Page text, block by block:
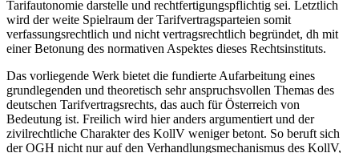
Tarifautonomie darstelle und rechtfertigungspflichtig sei. Letztlich
wird der weite Spielraum der Tarifvertragsparteien somit
verfassungsrechtlich und nicht vertragsrechtlich begründet, dh mit
einer Betonung des normativen Aspektes dieses Rechtsinstituts.
Das vorliegende Werk bietet die fundierte Aufarbeitung eines
grundlegenden und theoretisch sehr anspruchsvollen Themas des
deutschen Tarifvertragsrechts, das auch für Österreich von
Bedeutung ist. Freilich wird hier anders argumentiert und der
zivilrechtliche Charakter des KollV weniger betont. So beruft sich
der OGH nicht nur auf den Verhandlungsmechanismus des KollV,